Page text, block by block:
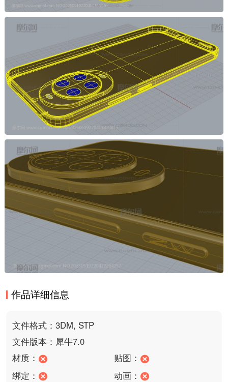
作品详细信息
文件格式：3DM, STP
文件版本：犀牛7.0
材质：
贴图：
绑定：
动画：